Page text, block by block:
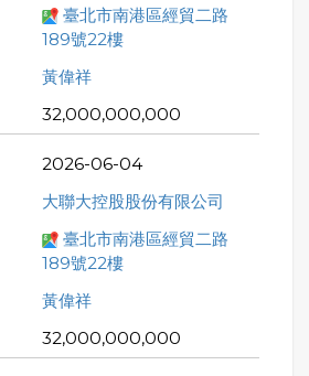
臺北市南港區經貿二路
189號22樓
黃偉祥
32,000,000,000
2026-06-04
大聯大控股股份有限公司
臺北市南港區經貿二路
189號22樓
黃偉祥
32,000,000,000